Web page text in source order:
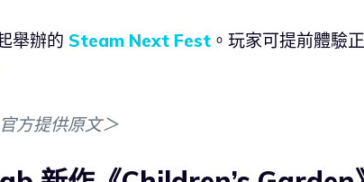
舉辦的 Steam Next Fest 。玩家可提前體驗
方提供原文＞